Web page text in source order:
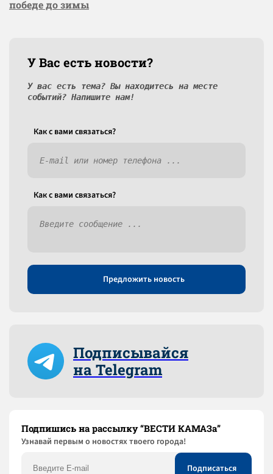
победе до зимы
У Вас есть новости?
У вас есть тема? Вы находитесь на месте
событий? Напишите нам!
Как c вами связаться?
Как c вами связаться?
Предложить новость
Подписывайся
на Telegram
Подпишись на рассылку “ВЕСТИ КАМАЗа”
Узнaвай первым о новостях твоего города!